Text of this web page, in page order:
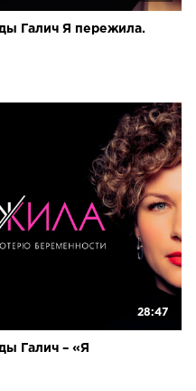
Галич Я пережила.
28:47
Галич – «Я